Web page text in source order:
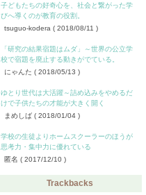
子どもたちの好奇心を、社会と繋がった学
びへ導くのが教育の役割。
tsuguo-kodera ( 2018/08/11 )
「研究の結果宿題はムダ」～世界の公立学
校で宿題を廃止する動きがでている。
にゃんた ( 2018/05/13 )
ゆとり世代は大活躍～詰め込みをやめるだ
けで子供たちの才能が大きく開く
まめしば ( 2018/01/04 )
学校の生徒よりホームスクーラーのほうが
思考力・集中力に優れている
匿名 ( 2017/12/10 )
Trackbacks